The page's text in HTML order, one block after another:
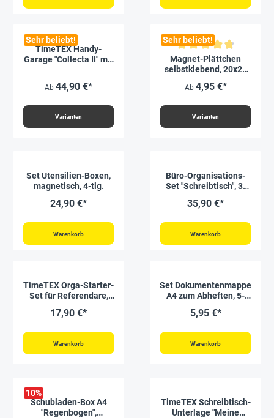
Sehr beliebt!
TimeTEX Handy-
Garage "Collecta II" mit
Ab 44,90 €*
Varianten
Sehr beliebt!
Durchschnittliche Bewertung
Magnet-Plättchen
selbstklebend, 20x20
Ab 4,95 €*
Varianten
Set Utensilien-Boxen,
magnetisch, 4-tlg.
24,90 €*
Warenkorb
Büro-Organisations-
Set "Schreibtisch", 3-
35,90 €*
Warenkorb
TimeTEX Orga-Starter-
Set für Referendare,
17,90 €*
Warenkorb
Set Dokumentenmappe
A4 zum Abheften, 5-
5,95 €*
Warenkorb
10%
Schubladen-Box A4
"Regenbogen",
TimeTEX Schreibtisch-
Unterlage "Meine